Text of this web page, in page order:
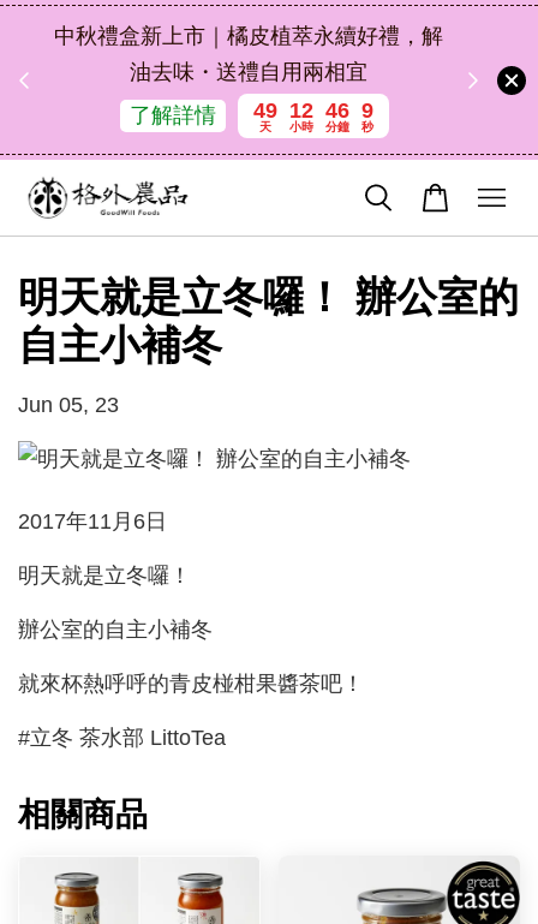
中秋禮盒新上市｜橘皮植萃永續好禮，解
油去味・送禮自用兩相宜
了解詳情
49
天
12
小時
46
分鐘
9
秒
明天就是立冬囉！ 辦公室的
自主小補冬
Jun 05, 23
2017年11月6日
明天就是立冬囉！
辦公室的自主小補冬
就來杯熱呼呼的青皮椪柑果醬茶吧！
#立冬 茶水部 LittoTea
相關商品